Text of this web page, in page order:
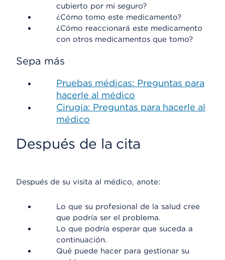
cubierto por mi seguro?
¿Cómo tomo este medicamento?
¿Cómo reaccionará este medicamento
con otros medicamentos que tomo?
Sepa más
Pruebas médicas: Preguntas para
hacerle al médico
Cirugía: Preguntas para hacerle al
médico
Después de la cita
Después de su visita al médico, anote:
Lo que su profesional de la salud cree
que podría ser el problema.
Lo que podría esperar que suceda a
continuación.
Qué puede hacer para gestionar su